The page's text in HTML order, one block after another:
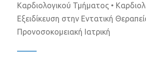
Καρδιολογικού Τμήματος •
Εξειδίκευση στην Εντατική
Προνοσοκομειακή Ιατρική